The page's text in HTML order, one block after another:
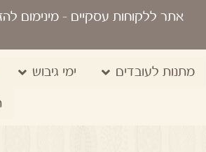
אתר ללקוחות עסקיים- מינימום להזמנה 500 ש“ח ממוצר המחירים לא כוללים מע"מ,
מתנות לעובדים ימי גיבוש